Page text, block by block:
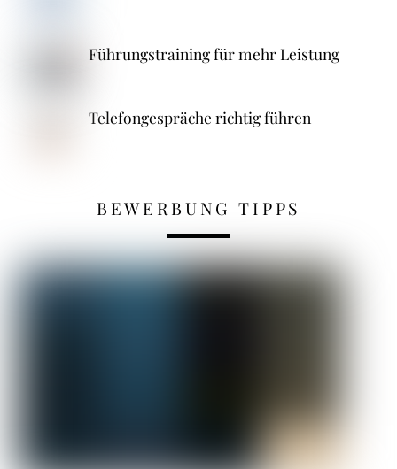
Führungstraining für mehr Leistung
Telefongespräche richtig führen
BEWERBUNG TIPPS